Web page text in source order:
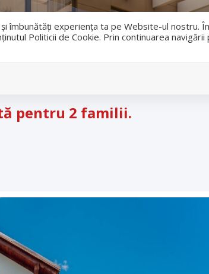
îmbunătăți experiența ta pe Website-ul nostru.
Politicii de Cookie. Prin continuarea
pentru 2 familii.